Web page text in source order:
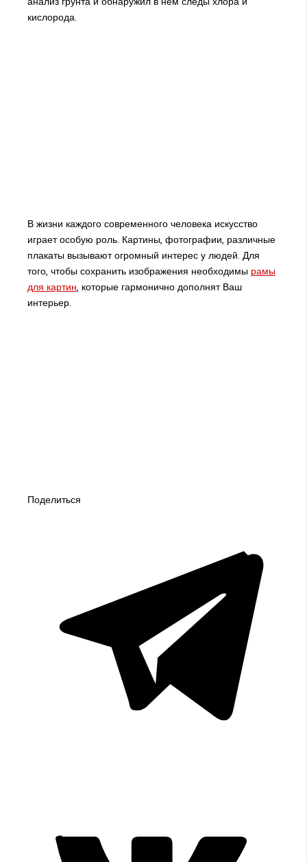
кислорода.
В жизни каждого современного человека искусство
играет особую роль. Картины, фотографии, различные
плакаты вызывают огромный интерес у людей. Для
того, чтобы сохранить изображения необходимы рамы
для картин, которые гармонично дополнят Ваш
интерьер.
Поделиться